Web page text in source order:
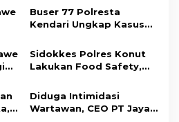
Wujudkan Informasi
Objektif dan Berimbang
Buser 77 Polresta
Kendari Ungkap Kasus
Hasil Curian Berhasil
Diamankan
Sidokkes Polres Konut
Lakukan Food Safety,
Memenuhi Standar
Keamanan Dan Layak
Diduga Intimidasi
Wartawan, CEO PT Jaya